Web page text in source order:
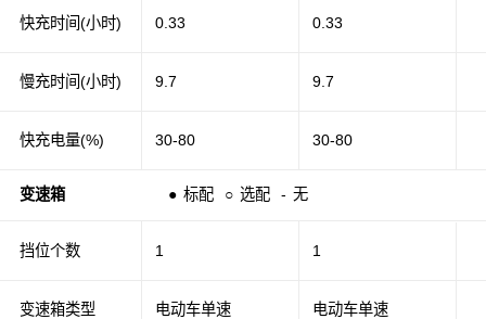
快充时间(小时)
慢充时间(小时)
快充电量(%)
变速箱 ● 标配 ○ 选配 - 无
挡位个数
变速箱类型
0.33 0.33
9.7 9.7
30-80 30-80
1 1
电动车单速 电动车单速